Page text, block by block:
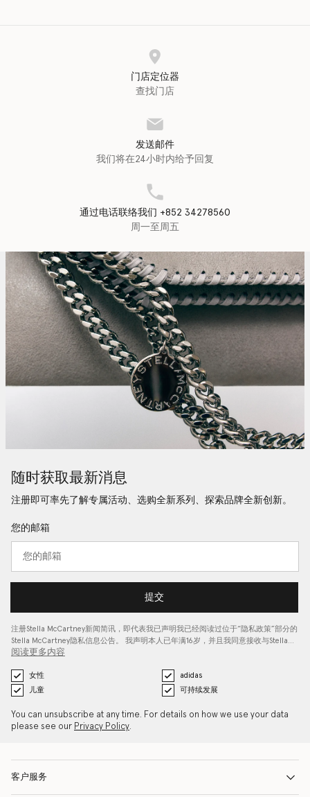
门店定位器
查找门店
发送邮件
我们将在24小时内给予回复
通过电话联络我们 +852 34278560
周一至周五
随时获取最新消息
注册即可率先了解专属活动、选购全新系列、探索品牌全新创新。
您的邮箱
提交
注册Stella McCartney新闻简讯，即代表我已声明我已经阅读过位于“ 隐私政策”部分的
Stella McCartney隐私信息公告。 我声明本人已年满16岁，并且我同意接收与Stella…
阅读更多内容
女性
adidas
儿童
可持续发展
You can unsubscribe at any time. For details on how we use your data
please see our Privacy Policy.
客户服务